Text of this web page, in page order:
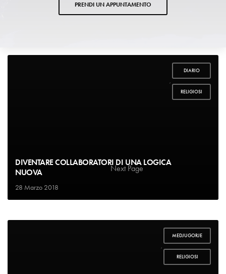
PRENDI UN APPUNTAMENTO
DIARIO
,
RELIGIOSI
DIVENTARE COLLABORATORI DI UNA LOGICA
NUOVA
28 Marzo 2018
MEDJUGORJE
,
RELIGIOSI
1 2 Next Page